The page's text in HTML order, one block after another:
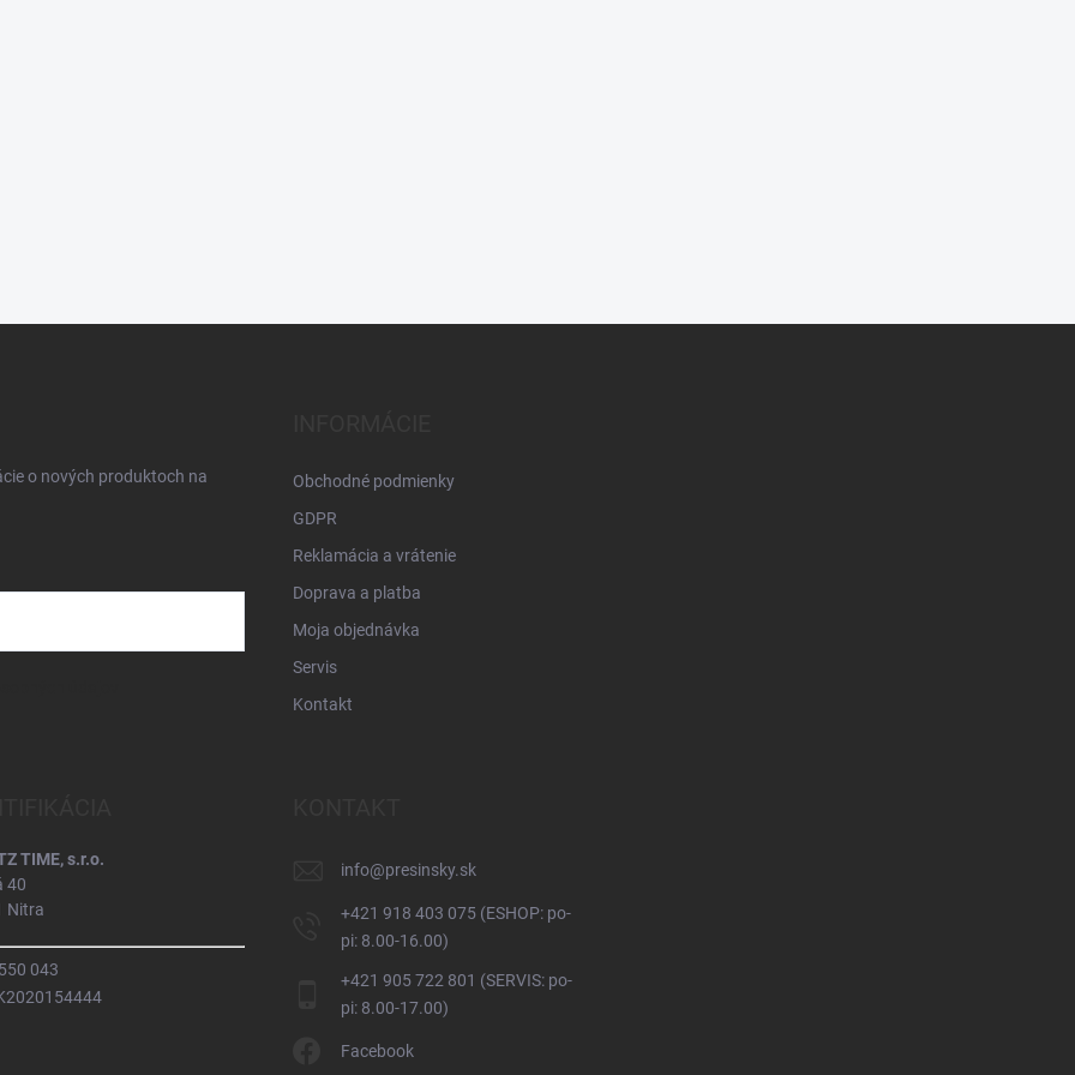
o nových produktoch na
Obchodné podmienky
GDPR
Reklamácia a vrátenie
Doprava a platba
Moja objednávka
Servis
Kontakt
TIME, s.r.o.
40
Nitra
043
info@presinsky.sk
+421 918 403 075 (ESHOP: po-
pi: 8.00-16.00)
+421 905 722 801 (SERVIS: po-
pi: 8.00-17.00)
Facebook